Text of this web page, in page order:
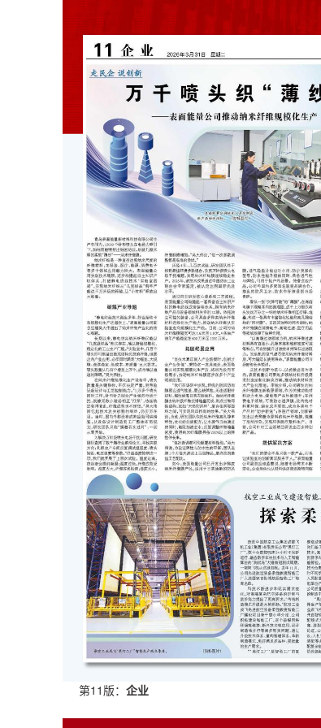
第11版： 企业